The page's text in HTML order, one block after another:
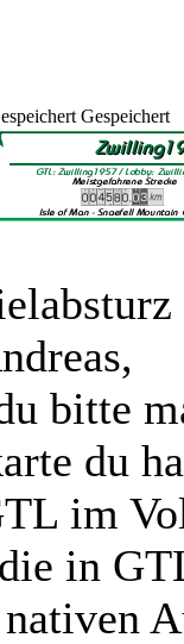
Gespeichert
bitte
du
im
in